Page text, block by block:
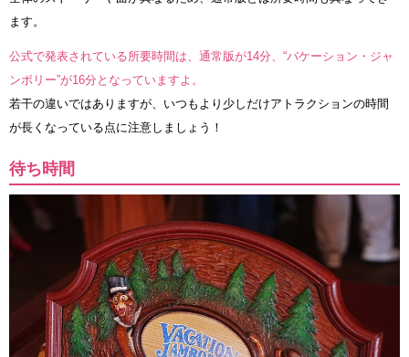
ます。
公式で発表されている所要時間は、通常版が14分、“バケーション・ジャ
ンボリー”が16分となっていますよ。
若干の違いではありますが、いつもより少しだけアトラクションの時間
が長くなっている点に注意しましょう！
待ち時間